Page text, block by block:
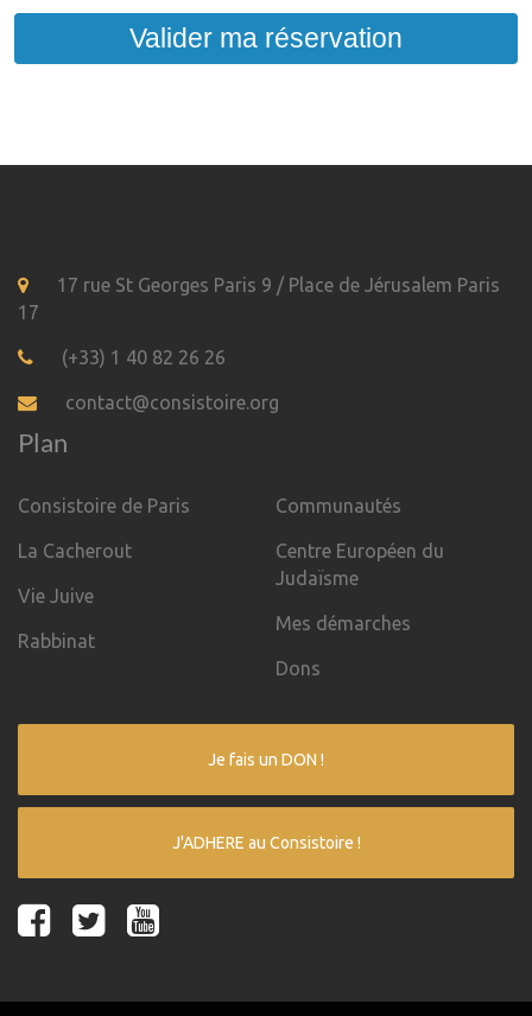
Valider ma réservation
17 rue St Georges Paris 9 / Place de Jérusalem Paris
17
(+33) 1 40 82 26 26
contact@consistoire.org
Plan
Consistoire de Paris
La Cacherout
Vie Juive
Rabbinat
Communautés
Centre Européen du
Judaïsme
Mes démarches
Dons
Je fais un DON !
J'ADHERE au Consistoire !